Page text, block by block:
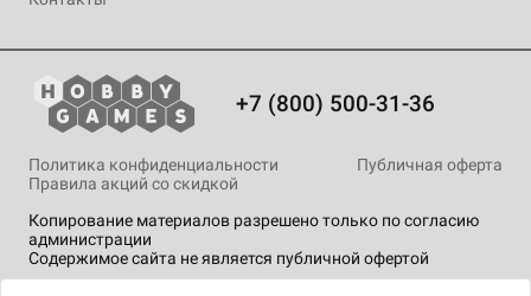
+7 (800) 500-31-36
Копирование материалов разрешено только по согласию
администрации
Содержимое сайта не является публичной офертой
Политика конфиденциальности
Публичная оферта
Правила акций со скидкой